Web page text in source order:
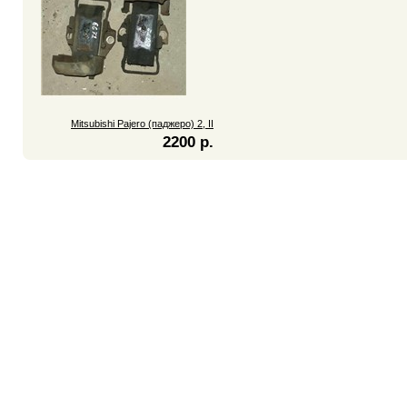
Mitsubishi Pajero (паджеро) 2, II
2200 р.